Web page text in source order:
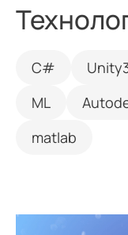
С#
ML
matlab